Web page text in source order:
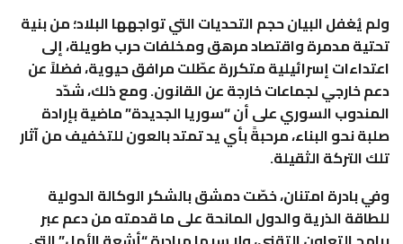
ولم يُغفل البيان حجم التحديات التي تواجهها البلاد؛ من بنية
تحتية مدمرة واقتصاد مرهق ومخلفات حرب طويلة، إلى
اعتداءات إسرائيلية متكررة عطّلت مرافق حيوية، فضلاً عن
دعم خارجي لجماعات خارجة عن القانون. ومع ذلك، شدّد
المندوب السوري على أن “سوريا الجديدة” ماضية بإرادة
صلبة نحو البناء، مرحبةً بأي يد تمتد بالعون للتخفيف من آثار
تلك التركة الثقيلة.
وفي بادرة امتنان، خصّت دمشق بالشكر الوكالة الدولية
للطاقة الذرية والدول المانحة على ما قدمته من دعم عبر